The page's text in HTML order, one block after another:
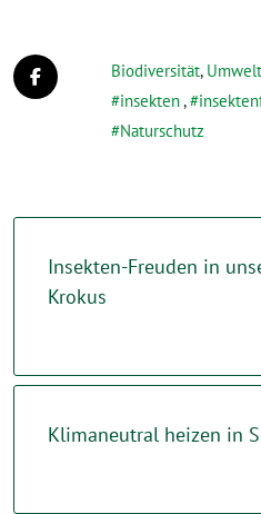
Biodiversität, Umwelt
insekten,
Naturschutz
Insekten-Freuden in
Krokus
Klimaneutral heizen in